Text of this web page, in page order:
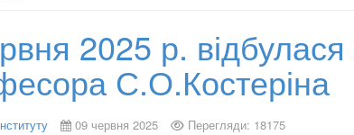
2025 р.
С.О.Костеріна
09 червня 2025 Перегляди: 18175